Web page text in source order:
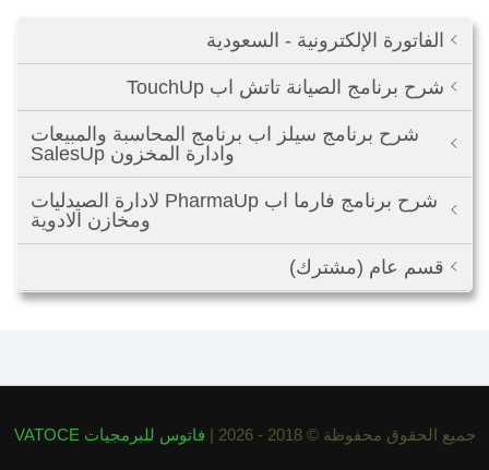
الفاتورة الإلكترونية - السعودية
شرح برنامج الصيانة تاتش اب TouchUp
شرح برنامج سيلز اب برنامج المحاسبة والمبيعات
وادارة المخزون SalesUp
شرح برنامج فارما اب PharmaUp لادارة الصيدليات
ومخازن الادوية
قسم عام (مشترك)
جميع الحقوق محفوظة © 2018 - 2026 | فاتوس للبرمجيات VATOCE